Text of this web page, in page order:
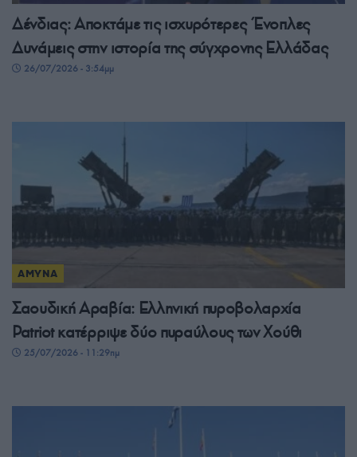
Δένδιας: Αποκτάμε τις ισχυρότερες Ένοπλες
Δυνάμεις στην ιστορία της σύγχρονης Ελλάδας
26/07/2026 - 3:54μμ
ΑΜΥΝΑ
Σαουδική Αραβία: Ελληνική πυροβολαρχία
Patriot κατέρριψε δύο πυραύλους των Χούθι
25/07/2026 - 11:29πμ